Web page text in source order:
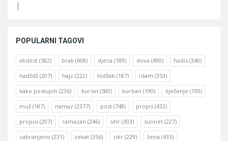
|
POPULARNI TAGOVI
abdest (582) brak (608) djeca (189) dova (490) hadis (340)
hadždž (207) hajz (222) hidžab (187) islam (353)
kako postupiti (236) kur'an (580) kurban (190) liječenje (190)
muž (187) namaz (2377) post (748) propis (432)
propisi (207) ramazan (246) sihr (303) sunnet (227)
zabranjeno (231) zekat (356) zikr (229) žena (433)